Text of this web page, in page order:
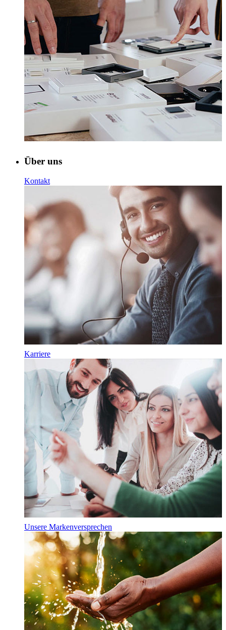
Über uns
Kontakt
Karriere
Unsere Markenversprechen